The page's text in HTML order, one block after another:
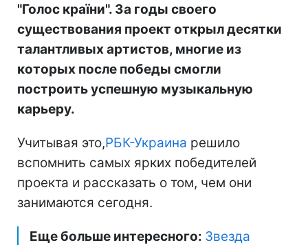
"Голос країни". За годы своего
существования проект открыл десятки
талантливых артистов, многие из
которых после победы смогли
построить успешную музыкальную
карьеру.
Учитывая это,РБК-Украина решило
вспомнить самых ярких победителей
проекта и рассказать о том, чем они
занимаются сегодня.
Еще больше интересного: Звезда